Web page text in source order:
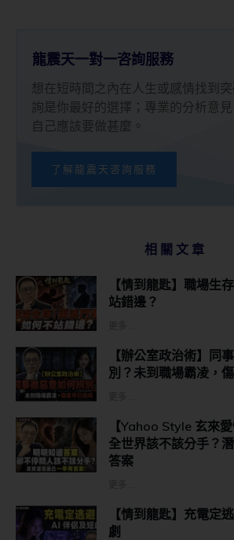
龍震天一對一咨詢服務
想在短時間之內在人生或感情找到
詢是你最好的選擇；專業的分析意
自己應該要做甚麼。
了解龍震天咨詢服務
相關文章
【情到龍匙】職場生
站錯邊？
【辦公室政治術】同
別？未到職場霸凌，
【Yahoo Style 玄來
全世界該不該分手？
答案
【情到龍匙】充電定
劇